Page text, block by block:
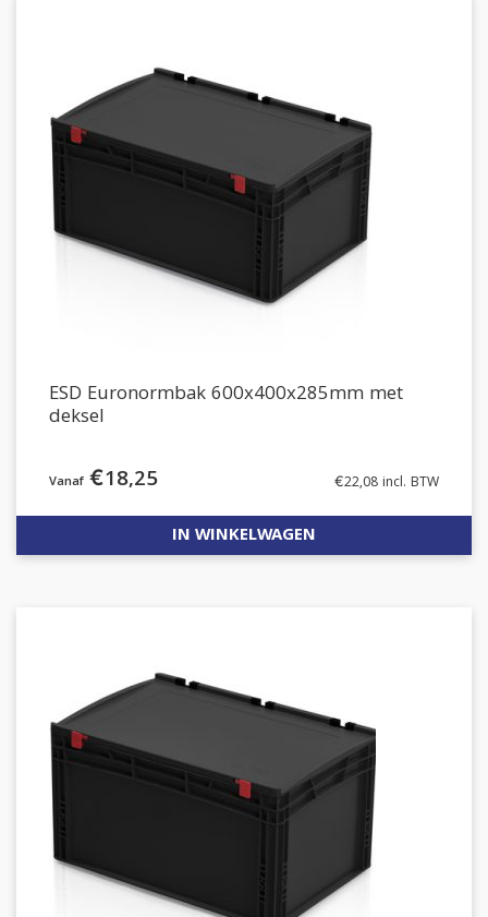
ESD Euronormbak 600x400x285mm met
deksel
€18,25 €22,08 incl. BTW
IN WINKELWAGEN